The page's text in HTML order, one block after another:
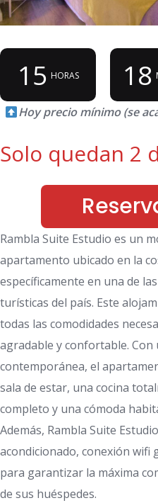
15 HORAS 18
Hoy precio mínimo (se
Solo quedan 2
Rambla Suite Estudio es un
apartamento ubicado en la
específicamente en una de
turísticas del país. Este
todas las comodidades
agradable y confortable.
contemporánea, el
sala de estar, una cocina
completo y una cómoda
Además, Rambla Suite
acondicionado, conexión wifi
para garantizar la máxima
de sus huéspedes.